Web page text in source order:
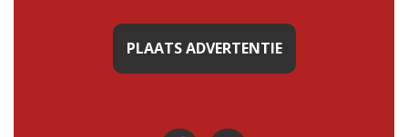
PLAATS ADVERTENTIE